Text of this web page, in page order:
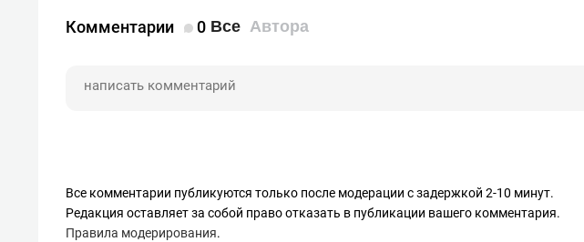
Комментарии 0 Все Автора
Все комментарии публикуются только после модерации с задержкой 2-10 минут.
Редакция оставляет за собой право отказать в публикации вашего комментария.
Правила модерирования.